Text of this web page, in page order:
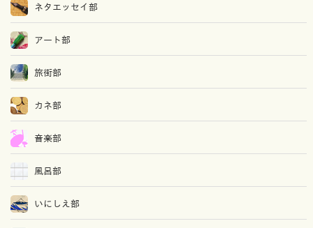
ネタエッセイ部
アート部
旅街部
カネ部
音楽部
風呂部
いにしえ部